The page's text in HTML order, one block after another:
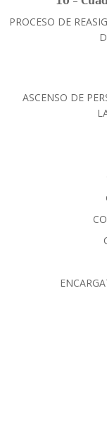
PROCESO DE
ASCENSO DE